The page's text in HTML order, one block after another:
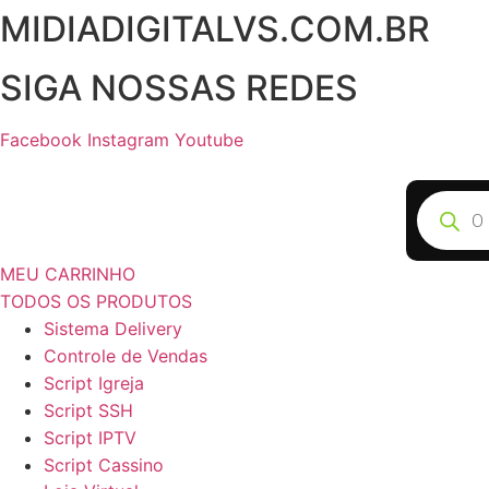
Ir
para
o
conteúdo
MIDIADIGITALVS.COM.BR
SIGA NOSSAS REDES
Facebook Instagram Youtube
MEU CARRINHO
TODOS OS PRODUTOS
Sistema Delivery
Controle de Vendas
Script Igreja
Script SSH
Script IPTV
Script Cassino